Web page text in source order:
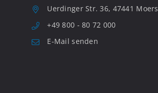
Uerdinger Str. 36, 47441 Moers
+49 800 - 80 72 000
E-Mail senden